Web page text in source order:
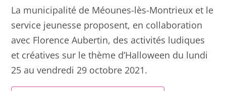
La municipalité de Méounes-lès-Montrieux et le
service jeunesse proposent, en collaboration
avec Florence Aubertin, des activités ludiques
et créatives sur le thème d’Halloween du lundi
25 au vendredi 29 octobre 2021.